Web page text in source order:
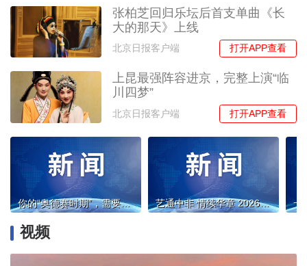
张柏芝回归乐坛后首支单曲《长
大的那天》上线
北京日报客户端 打开APP查看
上昆最强阵容进京，完整上演“临
川四梦”
北京日报客户端 打开APP查看
你的“奥德赛时期”，需要一本书 | 北京实体书店活动预告（5月23日~5月29日） 艺通中非 情续华章 2026年非洲日活动在北京金台艺术馆隆重举办
视频